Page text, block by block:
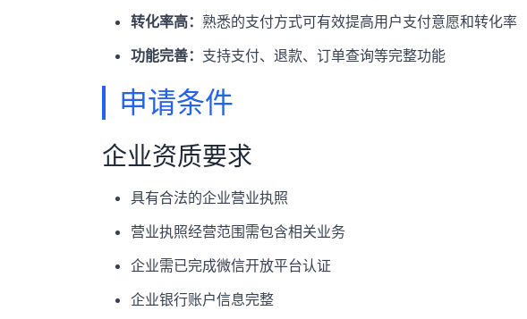
转化率高： 熟悉的支付方式可有效提高用户支付意愿和转化率
功能完善： 支持支付、退款、订单查询等完整功能
申请条件
企业资质要求
具有合法的企业营业执照
营业执照经营范围需包含相关业务
企业需已完成微信开放平台认证
企业银行账户信息完整